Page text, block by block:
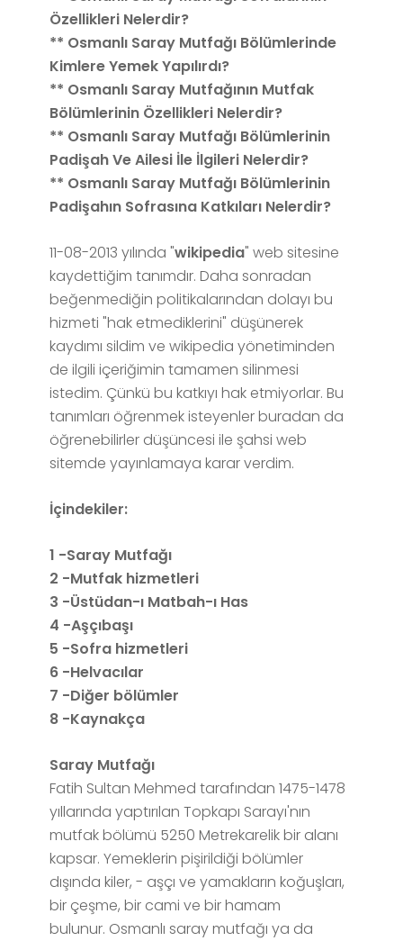
Özellikleri Nelerdir?
** Osmanlı Saray Mutfağı Bölümlerinde
Kimlere Yemek Yapılırdı?
** Osmanlı Saray Mutfağının Mutfak
Bölümlerinin Özellikleri Nelerdir?
** Osmanlı Saray Mutfağı Bölümlerinin
Padişah Ve Ailesi İle İlgileri Nelerdir?
** Osmanlı Saray Mutfağı Bölümlerinin
Padişahın Sofrasına Katkıları Nelerdir?
11-08-2013 yılında "wikipedia" web sitesine
kaydettiğim tanımdır. Daha sonradan
beğenmediğin politikalarından dolayı bu
hizmeti "hak etmediklerini" düşünerek
kaydımı sildim ve wikipedia yönetiminden
de ilgili içeriğimin tamamen silinmesi
istedim. Çünkü bu katkıyı hak etmiyorlar. Bu
tanımları öğrenmek isteyenler buradan da
öğrenebilirler düşüncesi ile şahsi web
sitemde yayınlamaya karar verdim.
İçindekiler:
1 -Saray Mutfağı
2 -Mutfak hizmetleri
3 -Üstüdan-ı Matbah-ı Has
4 -Aşçıbaşı
5 -Sofra hizmetleri
6 -Helvacılar
7 -Diğer bölümler
8 -Kaynakça
Saray Mutfağı
Fatih Sultan Mehmed tarafından 1475-1478
yıllarında yaptırılan Topkapı Sarayı'nın
mutfak bölümü 5250 Metrekarelik bir alanı
kapsar. Yemeklerin pişirildiği bölümler
dışında kiler, - aşçı ve yamakların koğuşları,
bir çeşme, bir cami ve bir hamam
bulunur. Osmanlı saray mutfağı ya da